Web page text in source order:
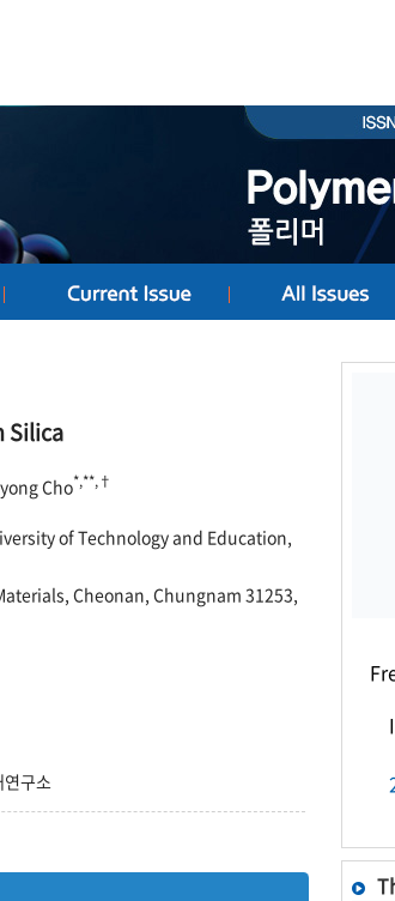
Silica
Cho*,**,†
of Technology and Education,
Cheonan, Chungnam 31253,
구소